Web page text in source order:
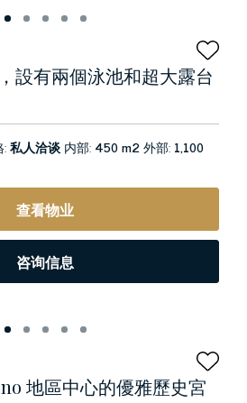
設有兩個泳池和超大露台
:私人洽谈 内部: 450 m2外部: 1,100
查看物业
咨询信息
地區中心的優雅歷史宮